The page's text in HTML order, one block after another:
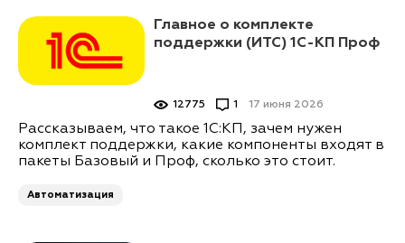
Главное о комплекте
поддержки (ИТС) 1С-КП Проф
17 июня 2026
12775 1
Рассказываем, что такое 1С:КП, зачем нужен
комплект поддержки, какие компоненты входят в
пакеты Базовый и Проф, сколько это стоит.
Автоматизация